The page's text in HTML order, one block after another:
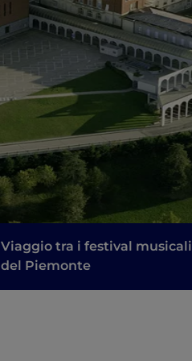
Viaggio tra i festival musicali
del Piemonte